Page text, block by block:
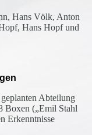
Hans Völk, Anton
Hans Hopf und
Abteilung
Boxen („Emil Stahl
Erkenntnisse